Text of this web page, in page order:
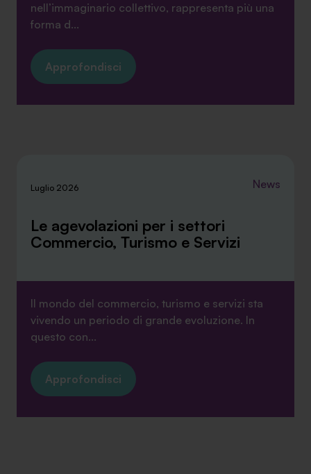
nell’immaginario collettivo, rappresenta più una
forma d...
Approfondisci
Luglio 2026 News
Le agevolazioni per i settori
Commercio, Turismo e Servizi
Il mondo del commercio, turismo e servizi sta
vivendo un periodo di grande evoluzione. In
questo con...
Approfondisci